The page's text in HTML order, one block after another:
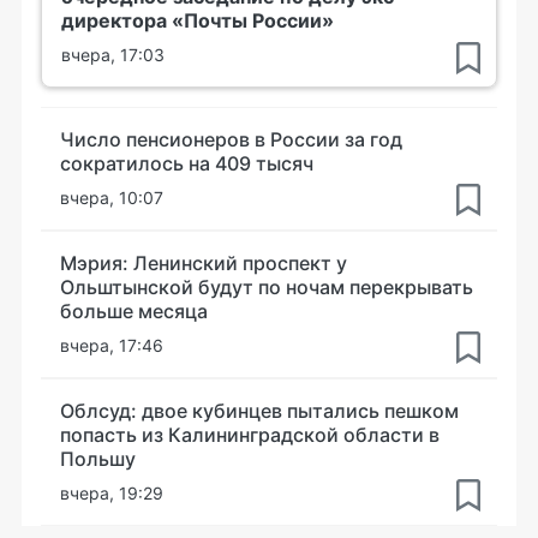
директора «Почты России»
вчера, 17:03
Число пенсионеров в России за год
сократилось на 409 тысяч
вчера, 10:07
Мэрия: Ленинский проспект у
Ольштынской будут по ночам перекрывать
больше месяца
вчера, 17:46
Облсуд: двое кубинцев пытались пешком
попасть из Калининградской области в
Польшу
вчера, 19:29